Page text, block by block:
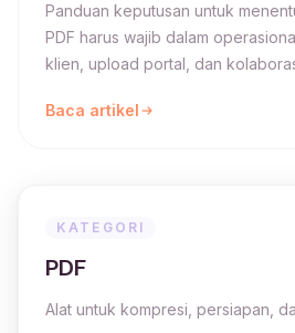
Panduan keputusan untuk
PDF harus wajib dalam
klien, upload portal, dan
Baca artikel
KATEGORI
PDF
Alat untuk kompresi, persiapan,